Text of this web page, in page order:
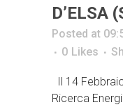
D’ELSA
Posted at
0 Likes
Il 14
Ricerca